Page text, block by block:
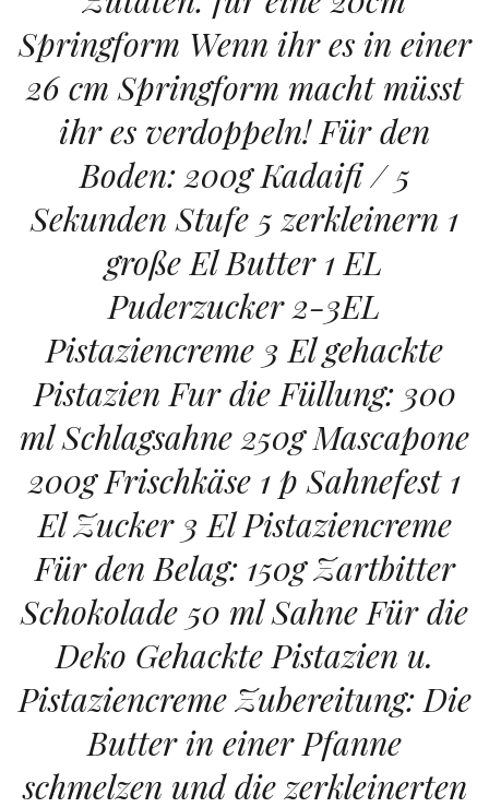
Springform Wenn ihr es in einer
26 cm Springform macht müsst
ihr es verdoppeln! Für den
Boden: 200g Kadaifi / 5
Sekunden Stufe 5 zerkleinern 1
große El Butter 1 EL
Puderzucker 2-3EL
Pistaziencreme 3 El gehackte
Pistazien Fur die Füllung: 300
ml Schlagsahne 250g Mascapone
200g Frischkäse 1 p Sahnefest 1
El Zucker 3 El Pistaziencreme
Für den Belag: 150g Zartbitter
Schokolade 50 ml Sahne Für die
Deko Gehackte Pistazien u.
Pistaziencreme Zubereitung: Die
Butter in einer Pfanne
schmelzen und die zerkleinerten